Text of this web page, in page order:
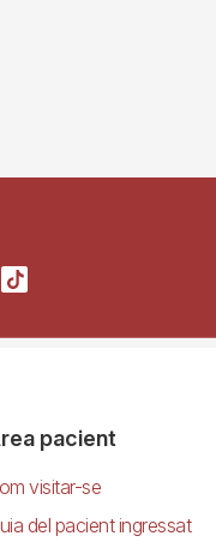
pacient
visitar-se
del pacient ingressat